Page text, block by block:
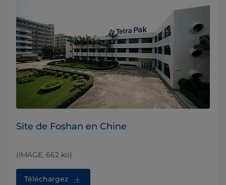
Site de Foshan en Chine
(IMAGE, 662 ko)
Téléchargez